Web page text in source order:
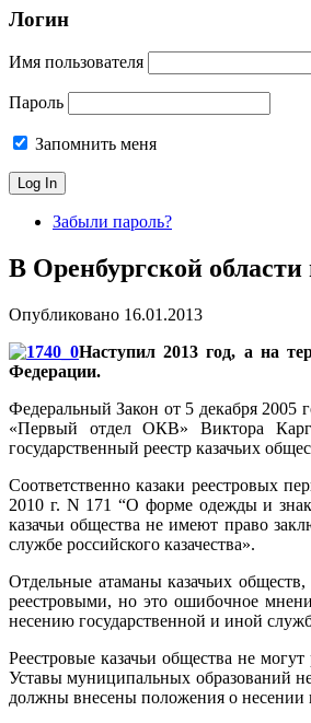
Логин
Имя пользователя
Пароль
Запомнить меня
Забыли пароль?
В Оренбургской
Опубликовано 16.01.2013
Наступил 2013 год, а на
Федерации.
Федеральный Закон от 5 декабря 2005
«Первый отдел ОКВ» Виктора
государственный реестр казачьих
Соответственно казаки реестровых
2010 г. N 171 “О форме одежды и
казачьи общества не имеют право
службе российского казачества».
Отдельные атаманы казачьих
реестровыми, но это ошибочное
несению государственной и иной
Реестровые казачьи общества не
Уставы муниципальных образований
должны внесены положения о несении